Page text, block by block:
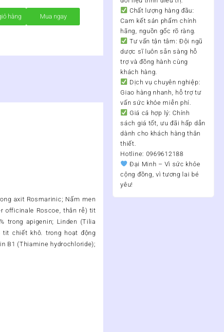
hàng Mua ngay
axit Rosmarinic; Nấm men
officinale Roscoe, thân rễ) tit
trong apigenin; Linden (Tilia
tit chiết khô. trong hoạt động
B1 (Thiamine hydrochloride);
Chất lượng hàng đầu:
Cam kết sản phẩm chính
hãng, nguồn gốc rõ ràng.
Tư vấn tận tâm: Đội ngũ
dược sĩ luôn sẵn sàng hỗ
trợ và đồng hành cùng
khách hàng.
Dịch vụ chuyên nghiệp:
Giao hàng nhanh, hỗ trợ tư
vấn sức khỏe miễn phí.
Giá cả hợp lý: Chính
sách giá tốt, ưu đãi hấp dẫn
dành cho khách hàng thân
thiết.
Hotline: 0969612188
Đại Minh – Vì sức khỏe
cộng đồng, vì tương lai bé
yêu!